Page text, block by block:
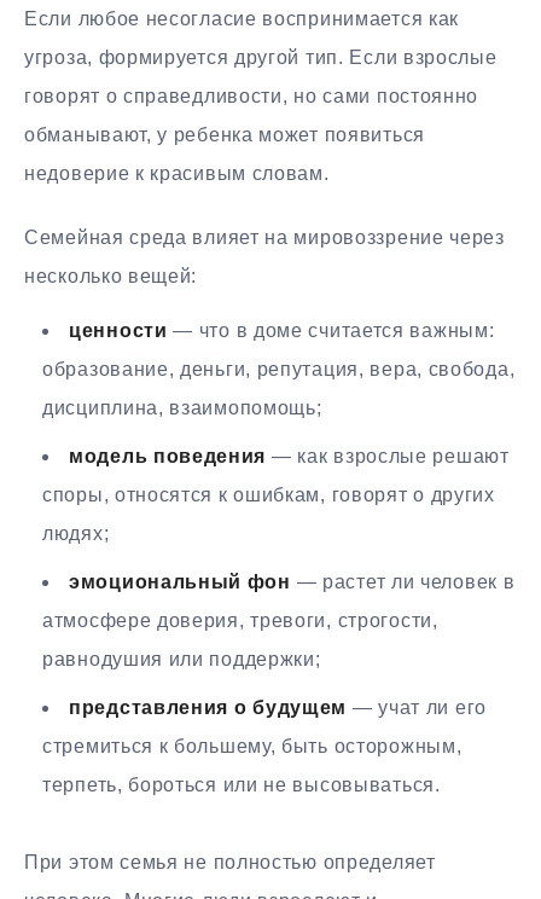
Если любое несогласие воспринимается как
угроза, формируется другой тип. Если взрослые
говорят о справедливости, но сами постоянно
обманывают, у ребенка может появиться
недоверие к красивым словам.
Семейная среда влияет на мировоззрение через
несколько вещей:
ценности — что в доме считается важным:
образование, деньги, репутация, вера, свобода,
дисциплина, взаимопомощь;
модель поведения — как взрослые решают
споры, относятся к ошибкам, говорят о других
людях;
эмоциональный фон — растет ли человек в
атмосфере доверия, тревоги, строгости,
равнодушия или поддержки;
представления о будущем — учат ли его
стремиться к большему, быть осторожным,
терпеть, бороться или не высовываться.
При этом семья не полностью определяет